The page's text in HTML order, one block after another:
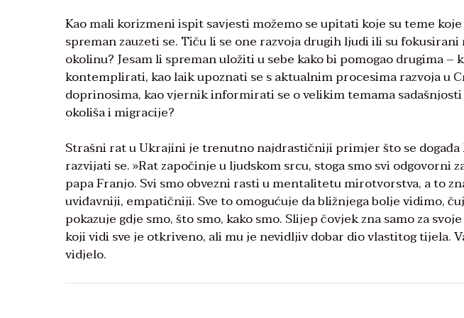
Kao mali korizmeni ispit savjesti možemo se upitati koje su teme
spreman zauzeti se. Tiču li se one razvoja drugih ljudi ili su
okolinu? Jesam li spreman uložiti u sebe kako bi pomogao drugima –
kontemplirati, kao laik upoznati se s aktualnim procesima razvoja u
doprinosima, kao vjernik informirati se o velikim temama
okoliša i migracije?
Strašni rat u Ukrajini je trenutno najdrastičniji primjer što se događa
razvijati se. »Rat započinje u ljudskom srcu, stoga smo svi
papa Franjo. Svi smo obvezni rasti u mentalitetu mirotvorstva, a to
uviđavniji, empatičniji. Sve to omogućuje da bližnjega bolje vidimo,
pokazuje gdje smo, što smo, kako smo. Slijep čovjek zna samo za
koji vidi sve je otkriveno, ali mu je nevidljiv dobar dio vlastitog tijela.
vidjelo.